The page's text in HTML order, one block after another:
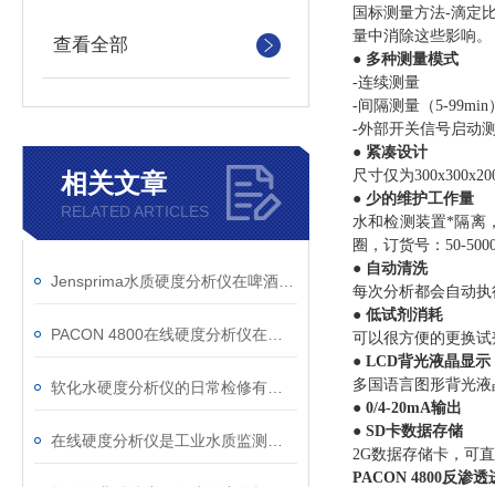
查看全部
相关文章
RELATED ARTICLES
国标测量方法-滴定
量中消除这些影响。
● 多种测量模式
-连续测量
-间隔测量（5-99min
-外部开关信号启动
● 紧凑设计
尺寸仅为
● 少的维护工作量
水和检测装置*隔离
圈，订货号：50-
● 自动清洗
每次分析都会自动执
● 低试剂消耗
可以很方便的更换试
● LCD背光液晶显示
多国语言图形背光
● 0/4-20mA输出
● SD卡数据存储
2G数据存储卡，可
PACON 4800反渗透